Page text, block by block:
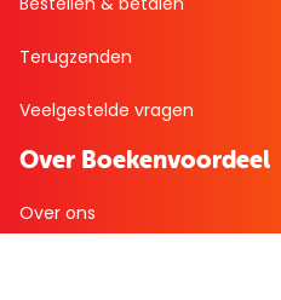
Terugzenden
Veelgestelde vragen
Over Boekenvoordeel
Over ons